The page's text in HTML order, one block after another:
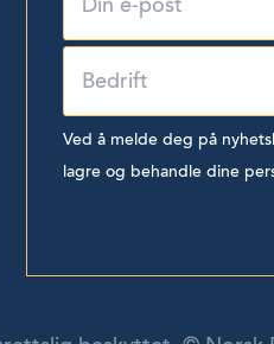
Ved å melde deg på
lagre og behandle dine